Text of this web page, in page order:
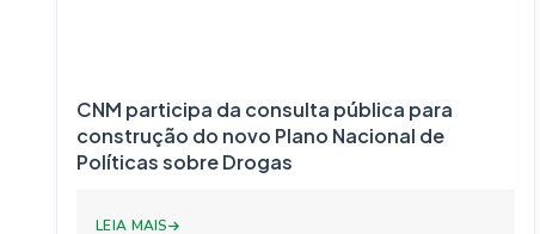
CNM participa da consulta pública para
construção do novo Plano Nacional de
Políticas sobre Drogas
LEIA MAIS